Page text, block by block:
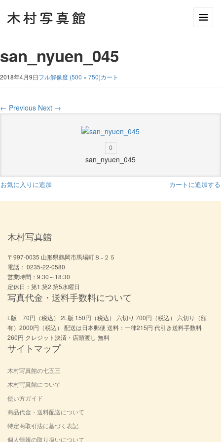
san_nyuen_045
2018年4月9日フル解像度 (500 × 750)カート
← Previous Next →
0
san_nyuen_045
お気に入りに追加 カートに追加する
木村写真館
〒997-0035 山形県鶴岡市馬場町８−２５
電話： 0235-22-0580
営業時間：9:30～18:30
定休日：第1.第2.第5水曜日
写真代金・送料手数料について
L版 70円（税込） 2L版 150円（税込） 六切り 700円（税込） 六切り（額
有）2000円（税込） 配送は日本郵便 送料：一律215円 代引き送料手数料
260円 クレジット決済・店頭渡し 無料
サイトマップ
木村写真館の七五三
木村写真館について
使い方ガイド
商品代金・送料配送について
特定商取引法に基づく表記
個人情報の取り扱いについて